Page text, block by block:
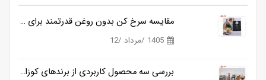
مقایسه سرخ کن بدون روغن قدرتمند برای آشپزی سالم تر
1405 /مرداد /12
بررسی سه محصول کاربردی از برندهای کوزانو، روگن و ناسا